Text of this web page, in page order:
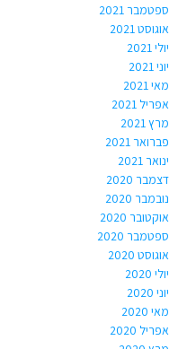
ספטמבר 2021
אוגוסט 2021
יולי 2021
יוני 2021
מאי 2021
אפריל 2021
מרץ 2021
פברואר 2021
ינואר 2021
דצמבר 2020
נובמבר 2020
אוקטובר 2020
ספטמבר 2020
אוגוסט 2020
יולי 2020
יוני 2020
מאי 2020
אפריל 2020